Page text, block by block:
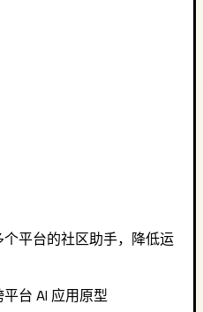
个平台的社区助手，降低运
台 AI 应用原型